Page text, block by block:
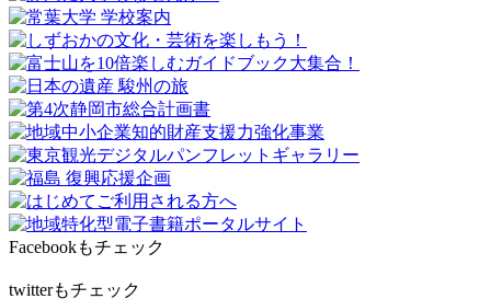
Facebookもチェック
twitterもチェック